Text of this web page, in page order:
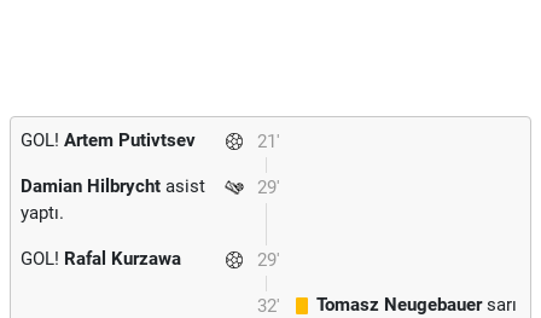
21'
GOL! Artem Putivtsev
29'
Damian Hilbrycht asist
yaptı.
29'
GOL! Rafal Kurzawa
32' Tomasz Neugebauersarı